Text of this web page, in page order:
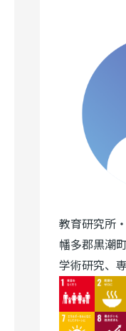
教育研究所
幡多郡黒潮
学術研究、
Image
Image
Image Image